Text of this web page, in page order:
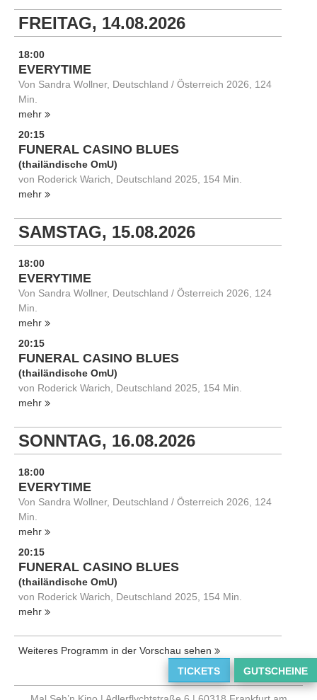
TICKETS GUTSCHEINE
FREITAG, 14.08.2026
18:00
EVERYTIME
Von Sandra Wollner, Deutschland / Österreich 2026, 124
Min.
mehr
20:15
FUNERAL CASINO BLUES
(thailändische OmU)
von Roderick Warich, Deutschland 2025, 154 Min.
mehr
SAMSTAG, 15.08.2026
18:00
EVERYTIME
Von Sandra Wollner, Deutschland / Österreich 2026, 124
Min.
mehr
20:15
FUNERAL CASINO BLUES
(thailändische OmU)
von Roderick Warich, Deutschland 2025, 154 Min.
mehr
SONNTAG, 16.08.2026
18:00
EVERYTIME
Von Sandra Wollner, Deutschland / Österreich 2026, 124
Min.
mehr
20:15
FUNERAL CASINO BLUES
(thailändische OmU)
von Roderick Warich, Deutschland 2025, 154 Min.
mehr
Weiteres Programm in der Vorschau sehen